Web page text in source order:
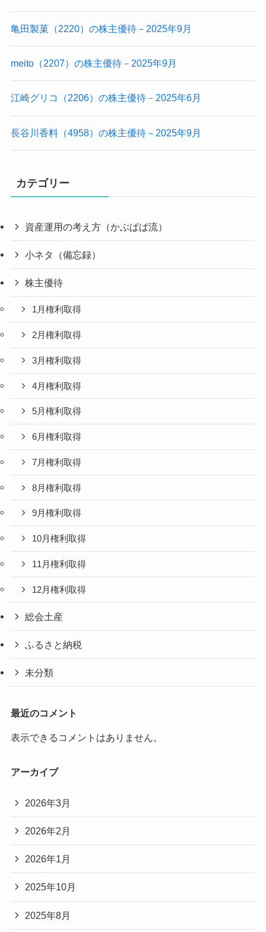
亀田製菓（2220）の株主優待－2025年9月
meito（2207）の株主優待－2025年9月
江崎グリコ（2206）の株主優待－2025年6月
長谷川香料（4958）の株主優待－2025年9月
カテゴリー
資産運用の考え方（かぶぱぱ流）
小ネタ（備忘録）
株主優待
1月権利取得
2月権利取得
3月権利取得
4月権利取得
5月権利取得
6月権利取得
7月権利取得
8月権利取得
9月権利取得
10月権利取得
11月権利取得
12月権利取得
総会土産
ふるさと納税
未分類
最近のコメント
表示できるコメントはありません。
アーカイブ
2026年3月
2026年2月
2026年1月
2025年10月
2025年8月